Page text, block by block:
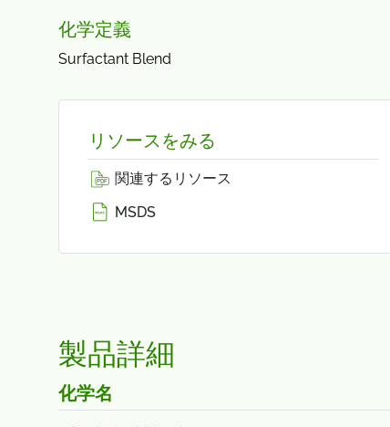
化学定義
Surfactant Blend
リソースをみる
関連するリソース
MSDS
製品詳細
化学名